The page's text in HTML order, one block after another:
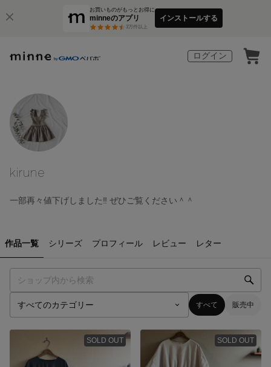
お買いものがもっとお得に
minneのアプリ
3万件以上
インストールする
ログイン
kirune
一部再々値下げしました‼︎ ぜひご覧ください＾＾
作品一覧 シリーズ プロフィール レビュー レター
すべて 販売中
SOLD OUT SOLD OUT